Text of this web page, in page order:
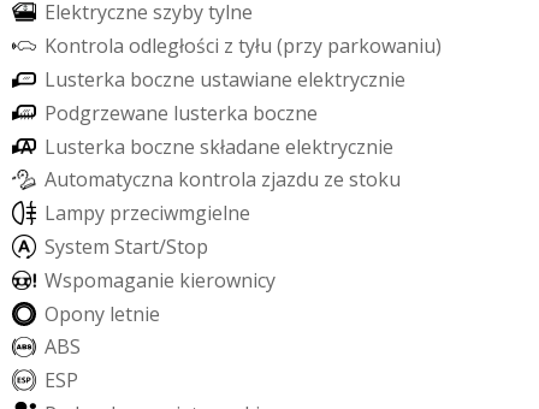
Elektryczne szybytylne
Kontrola odległości z tyłu (przy parkowaniu)
Lusterka boczne ustawiane elektrycznie
Podgrzewane lusterka boczne
Lusterka boczne składane elektrycznie
Automatyczna kontrola zjazdu ze stoku
Lampy przeciwmgielne
System Start/Stop
Wspomaganie kierownicy
Opony letnie
ABS
ESP